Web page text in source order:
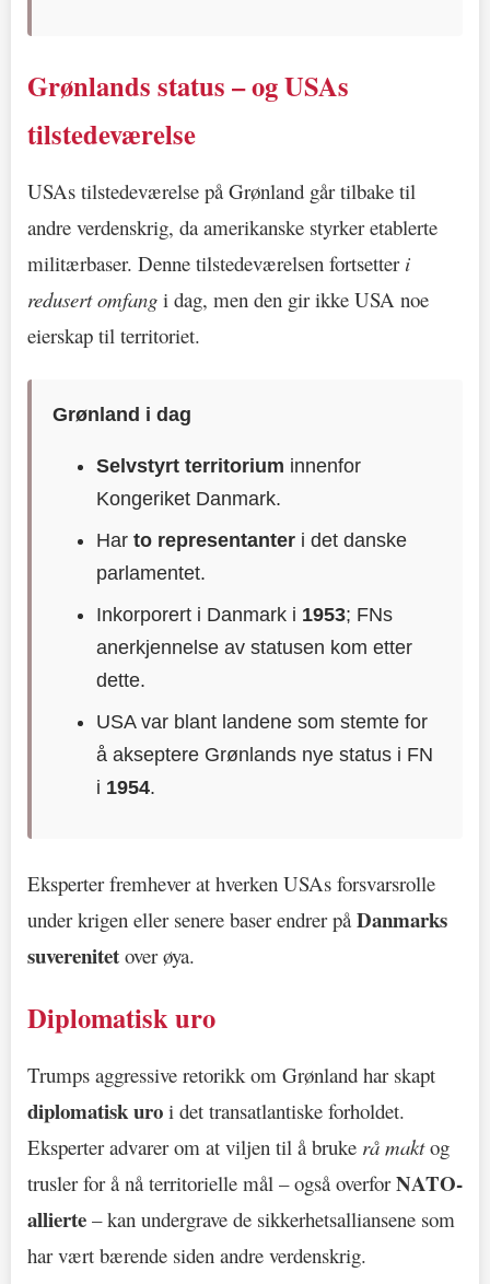
Grønlands status – og USAs
tilstedeværelse
USAs tilstedeværelse på Grønland går tilbake til
andre verdenskrig, da amerikanske styrker etablerte
militærbaser. Denne tilstedeværelsen fortsetter i
redusert omfang i dag, men den gir ikke USA noe
eierskap til territoriet.
Grønland i dag
Selvstyrt territorium innenfor
Kongeriket Danmark.
Harto representanter i det danske
parlamentet.
Inkorporert i Danmark i 1953; FNs
anerkjennelse av statusen kom etter
dette.
USA var blant landene som stemte for
å akseptere Grønlands nye status i FN
i 1954.
Eksperter fremhever at hverken USAs forsvarsrolle
under krigen eller senere baser endrer påDanmarks
suverenitet over øya.
Diplomatisk uro
Trumps aggressive retorikk om Grønland har skapt
diplomatisk uro i det transatlantiske forholdet.
Eksperter advarer om at viljen til å bruke rå maktog
trusler for å nå territorielle mål – også overforNATO-
allierte – kan undergrave de sikkerhetsalliansene som
har vært bærende siden andre verdenskrig.